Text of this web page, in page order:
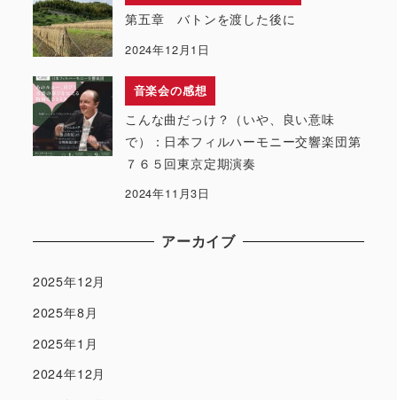
第五章 バトンを渡した後に
2024年12月1日
音楽会の感想
こんな曲だっけ？（いや、良い意味
で）：日本フィルハーモニー交響楽団第
７６５回東京定期演奏
2024年11月3日
アーカイブ
2025年12月
2025年8月
2025年1月
2024年12月